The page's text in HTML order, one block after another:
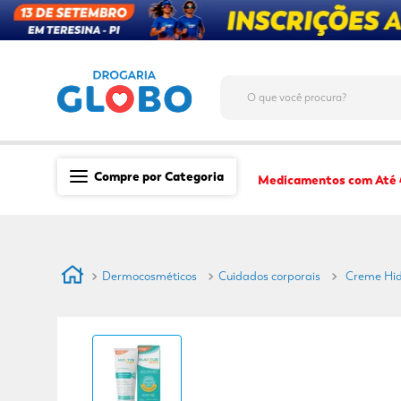
Compre por Categoria
Dermocosméticos
Higiene & Beleza
Conveniência
Medicamentos com Até
Dermocosméticos Cuidados corporais Creme